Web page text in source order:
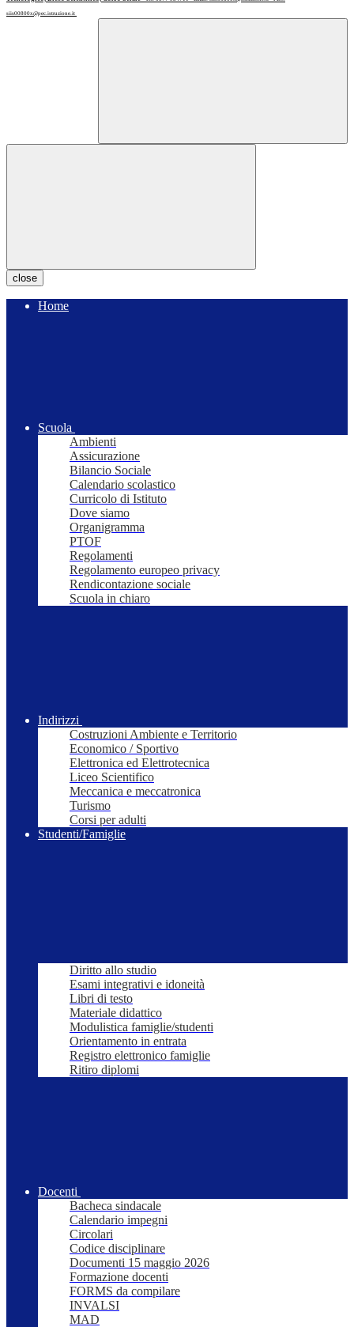
siis00800x@pec.istruzione.it
close
Home
Scuola
Ambienti
Assicurazione
Bilancio Sociale
Calendario scolastico
Curricolo di Istituto
Dove siamo
Organigramma
PTOF
Regolamenti
Regolamento europeo privacy
Rendicontazione sociale
Scuola in chiaro
Indirizzi
Costruzioni Ambiente e Territorio
Economico / Sportivo
Elettronica ed Elettrotecnica
Liceo Scientifico
Meccanica e meccatronica
Turismo
Corsi per adulti
Studenti/Famiglie
Diritto allo studio
Esami integrativi e idoneità
Libri di testo
Materiale didattico
Modulistica famiglie/studenti
Orientamento in entrata
Registro elettronico famiglie
Ritiro diplomi
Docenti
Bacheca sindacale
Calendario impegni
Circolari
Codice disciplinare
Documenti 15 maggio 2026
Formazione docenti
FORMS da compilare
INVALSI
MAD